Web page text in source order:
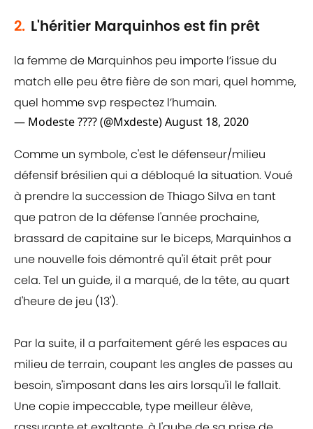
2. L'héritier Marquinhos est fin prêt
la femme de Marquinhos peu importe l’issue du
match elle peu être fière de son mari, quel homme,
quel homme svp respectez l’humain.
— Modeste ???? (@Mxdeste)August 18, 2020
Comme un symbole, c'est le défenseur/milieu
défensif brésilien qui a débloqué la situation. Voué
à prendre la succession de Thiago Silva en tant
que patron de la défense l'année prochaine,
brassard de capitaine sur le biceps, Marquinhos a
une nouvelle fois démontré qu'il était prêt pour
cela. Tel un guide, il a marqué, de la tête, au quart
d'heure de jeu (13').
Par la suite, il a parfaitement géré les espaces au
milieu de terrain, coupant les angles de passes au
besoin, s'imposant dans les airs lorsqu'il le fallait.
Une copie impeccable, type meilleur élève,